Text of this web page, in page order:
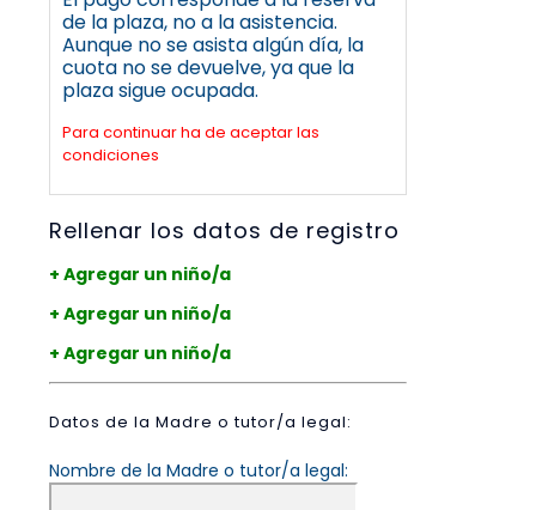
de la plaza, no a la asistencia.
Aunque no se asista algún día, la
cuota no se devuelve, ya que la
plaza sigue ocupada.
Para continuar ha de aceptar las
condiciones
Rellenar los datos de registro
+ Agregar un niño/a
+ Agregar un niño/a
+ Agregar un niño/a
Datos de la Madre o tutor/a legal:
Nombre de la Madre o tutor/a legal: